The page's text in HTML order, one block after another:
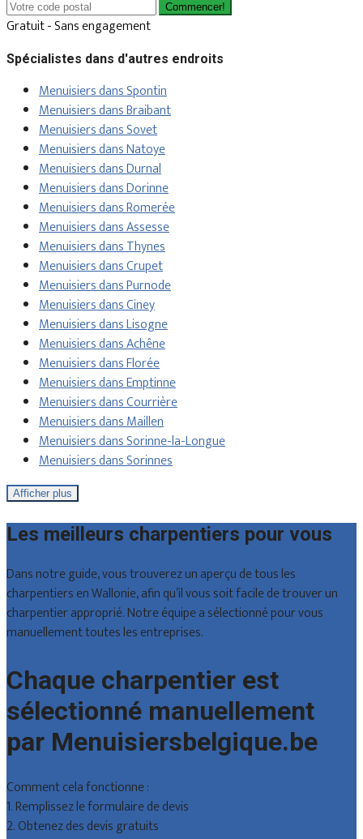
Commencer!
Gratuit - Sans engagement
Spécialistes dans d'autres endroits
Menuisiers dans Spontin
Menuisiers dans Braibant
Menuisiers dans Sovet
Menuisiers dans Natoye
Menuisiers dans Durnal
Menuisiers dans Dorinne
Menuisiers dans Romerée
Menuisiers dans Assesse
Menuisiers dans Thynes
Menuisiers dans Crupet
Menuisiers dans Purnode
Menuisiers dans Ciney
Menuisiers dans Lisogne
Menuisiers dans Achêne
Menuisiers dans Florée
Menuisiers dans Emptinne
Menuisiers dans Courrière
Menuisiers dans Maillen
Menuisiers dans Sorinne-la-Longue
Menuisiers dans Sorinnes
Afficher plus
Les meilleurs charpentiers pour vous
Dans notre guide, vous trouverez un aperçu de tous les
charpentiers en Wallonie, afin qu’il vous soit facile de trouver un
charpentier approprié. Notre équipe a sélectionné pour vous
manuellement toutes les entreprises.
Chaque charpentier est
sélectionné manuellement
par Menuisiersbelgique.be
Comment cela fonctionne :
1. Remplissez le formulaire de devis
2. Obtenez des devis gratuits